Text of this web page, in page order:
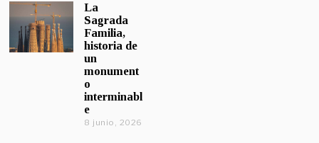
La
Sagrada
Familia,
historia de
un
monument
o
interminabl
e
8 junio, 2026